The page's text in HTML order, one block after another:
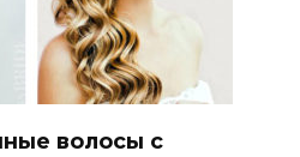
волосы с